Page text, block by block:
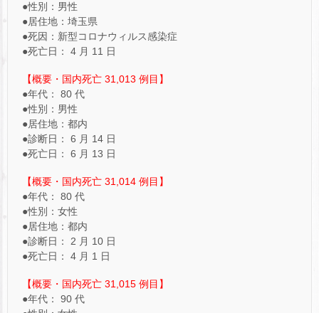
●性別：男性
●居住地：埼玉県
●死因：新型コロナウィルス感染症
●死亡日： 4 月 11 日
【概要・国内死亡 31,013 例目】
●年代： 80 代
●性別：男性
●居住地：都内
●診断日： 6 月 14 日
●死亡日： 6 月 13 日
【概要・国内死亡 31,014 例目】
●年代： 80 代
●性別：女性
●居住地：都内
●診断日： 2 月 10 日
●死亡日： 4 月 1 日
【概要・国内死亡 31,015 例目】
●年代： 90 代